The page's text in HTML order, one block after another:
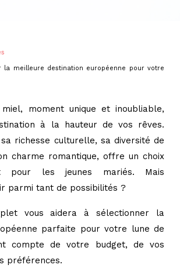
la meilleure destination européenne pour votre
moment unique et inoubliable,
à la hauteur de vos rêves.
sa richesse culturelle, sa diversité de
charme romantique, offre un choix
pour les jeunes mariés. Mais
parmi tant de possibilités ?
vous aidera à sélectionner la
parfaite pour votre lune de
compte de votre budget, de vos
préférences.